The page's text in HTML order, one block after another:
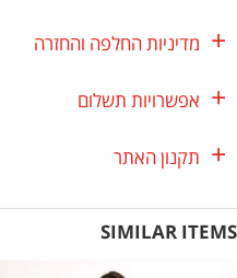
מדיניות החלפה והחזרה
אפשרויות תשלום
תקנון האתר
SIMILAR ITEMS